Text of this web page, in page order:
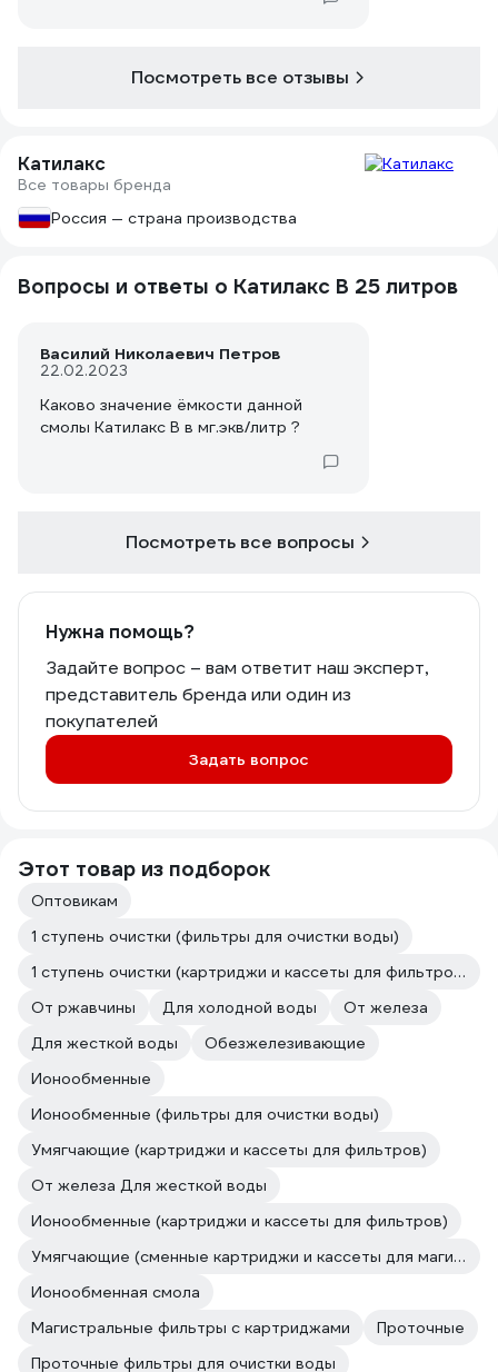
Посмотреть все отзывы
Катилакс
Все товары бренда
Россия — страна производства
Вопросы и ответы о Катилакс B 25 литров
Василий Николаевич Петров
22.02.2023
Каково значение ёмкости данной
смолы Катилакс В в мг.экв/литр ?
Посмотреть все вопросы
Нужна помощь?
Задайте вопрос – вам ответит наш эксперт,
представитель бренда или один из
покупателей
Задать вопрос
Этот товар из подборок
Оптовикам
1 ступень очистки (фильтры для очистки воды)
1 ступень очистки (картриджи и кассеты для фильтров)
От ржавчины
Для холодной воды
От железа
Для жесткой воды
Обезжелезивающие
Ионообменные
Ионообменные (фильтры для очистки воды)
Умягчающие (картриджи и кассеты для фильтров)
От железа Для жесткой воды
Ионообменные (картриджи и кассеты для фильтров)
Умягчающие (сменные картриджи и кассеты для магистральных фильтров и проточных систем)
Ионообменная смола
Магистральные фильтры с картриджами
Проточные
Проточные фильтры для очистки воды